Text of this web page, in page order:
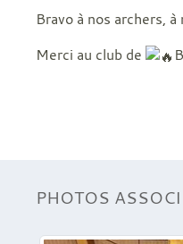
Bravo à nos archers,
Merci au club de
PHOTOS